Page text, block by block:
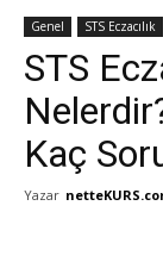
Genel STS Eczacılık
STS
Kaç
Yazar